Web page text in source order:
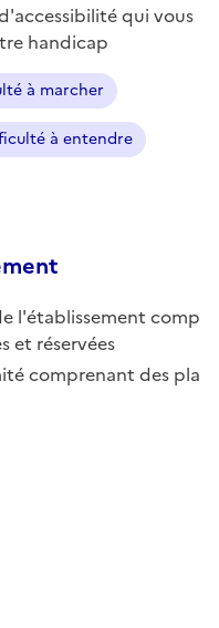
qui vous
handicap
à marcher
à entendre
l'établissement comp
et réservées
comprenant des pla